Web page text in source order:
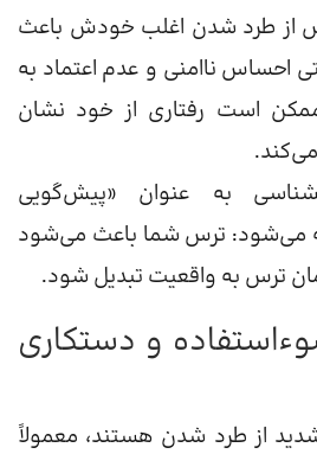
از طرد شدن اغلب خودش باعث
ناامنی و عدم اعتماد به
است رفتاری از خود نشان
به عنوان «پیش‌گویی
می‌شود: ترس شما باعث می‌شود
ترس به واقعیت تبدیل شود.
و دستکاری
از طرد شدن هستند، معمولاً